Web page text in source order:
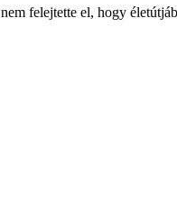
felejtette el, hogy